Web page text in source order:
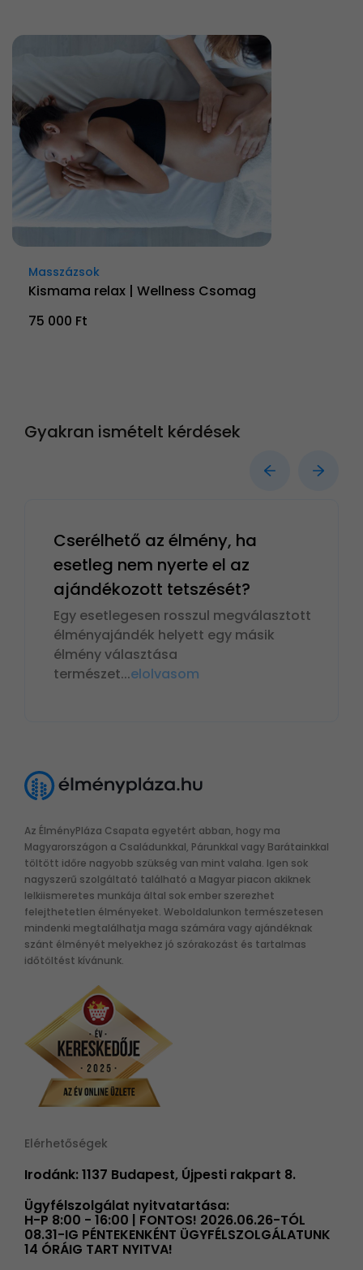
Masszázsok
Kismama relax | Wellness Csomag
75 000 Ft
Gyakran ismételt kérdések
Cserélhető az élmény, ha
esetleg nem nyerte el az
ajándékozott tetszését?
Egy esetlegesen rosszul megválasztott
élményajándék helyett egy másik
élmény választása
természet...elolvasom
Az ÉlményPláza Csapata egyetért abban, hogy ma
Magyarországon a Családunkkal, Párunkkal vagy Barátainkkal
töltött időre nagyobb szükség van mint valaha. Igen sok
nagyszerű szolgáltató található a Magyar piacon akiknek
lelkiismeretes munkája által sok ember szerezhet
felejthetetlen élményeket. Weboldalunkon természetesen
mindenki megtalálhatja maga számára vagy ajándéknak
szánt élményét melyekhez jó szórakozást és tartalmas
időtöltést kívánunk.
Elérhetőségek
Irodánk: 1137 Budapest, Újpesti rakpart 8.
Ügyfélszolgálat nyitvatartása:
H-P 8:00 - 16:00 | FONTOS! 2026.06.26-TÓL
08.31-IG PÉNTEKENKÉNT ÜGYFÉLSZOLGÁLATUNK
14 ÓRÁIG TART NYITVA!